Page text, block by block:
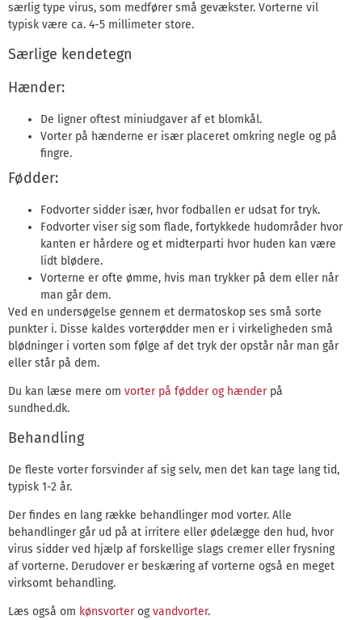
særlig type virus, som medfører små gevækster. Vorterne vil
typisk være ca. 4-5 millimeter store.
Særlige kendetegn
Hænder:
De ligner oftest miniudgaver af et blomkål.
Vorter på hænderne er især placeret omkring negle og på
fingre.
Fødder:
Fodvorter sidder især, hvor fodballen er udsat for tryk.
Fodvorter viser sig som flade, fortykkede hudområder hvor
kanten er hårdere og et midterparti hvor huden kan være
lidt blødere.
Vorterne er ofte ømme, hvis man trykker på dem eller når
man går dem.
Ved en undersøgelse gennem et dermatoskop ses små sorte
punkter i. Disse kaldes vorterødder men er i virkeligheden små
blødninger i vorten som følge af det tryk der opstår når man går
eller står på dem.
Du kan læse mere om vorter på fødder og hænderpå
sundhed.dk.
Behandling
De fleste vorter forsvinder af sig selv, men det kan tage lang tid,
typisk 1-2 år.
Der findes en lang række behandlinger mod vorter. Alle
behandlinger går ud på at irritere eller ødelægge den hud, hvor
virus sidder ved hjælp af forskellige slags cremer eller frysning
af vorterne. Derudover er beskæring af vorterne også en meget
virksomt behandling.
Læs også om kønsvorterogvandvorter.